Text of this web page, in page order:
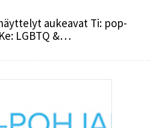
aukeavat Ti: pop-
LGBTQ &…